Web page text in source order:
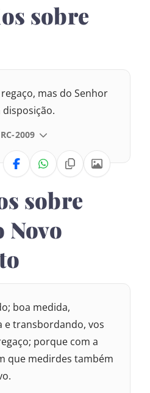
Atualizada
e Corrigida
sobre
mas do Senhor
DA BÍBLIA 2009
Atualizada
e Corrigida
e Atualizada
sobre
Novo
boa medida,
e transbordando, vos
porque com a
que medirdes também